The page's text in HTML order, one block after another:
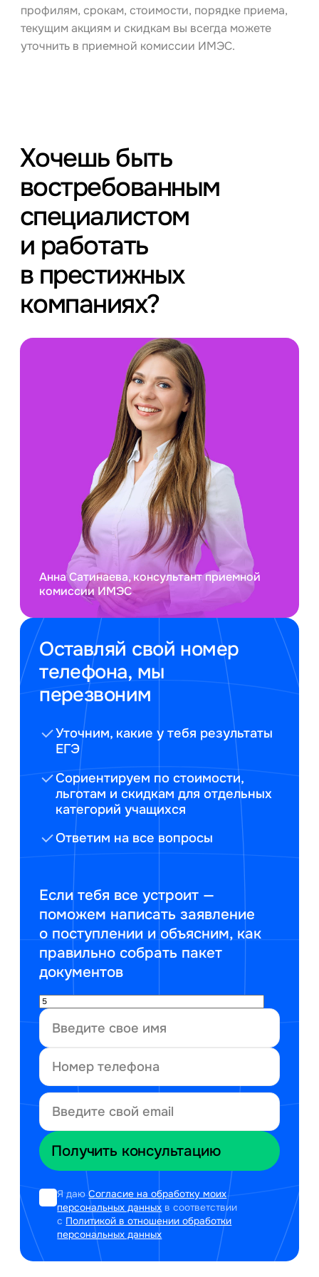
профилям, срокам, стоимости, порядке приема,
текущим акциям и скидкам вы всегда можете
уточнить в приемной комиссии ИМЭС.
Хочешь быть
востребованным
специалистом
и работать
в престижных
компаниях?
Оставляй свой номер
телефона, мы
перезвоним
Уточним, какие у тебя результаты
ЕГЭ
Сориентируем по стоимости,
льготам и скидкам для отдельных
категорий учащихся
Ответим на все вопросы
Если тебя все устроит —
поможем написать заявление
о поступлении и объясним, как
правильно собрать пакет
документов
Я даюСогласие на обработку моих
персональных данных в соответствии
с Политикой в отношении обработки
персональных данных
Анна Сатинаева, консультант приемной
комиссии ИМЭС